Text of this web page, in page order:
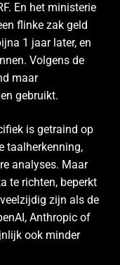
En het ministerie
flinke zak geld
1 jaar later, en
Volgens de
maar
gebruikt.
is getraind op
taalherkenning,
analyses. Maar
te richten, beperkt
zijn als de
Anthropic of
ook minder